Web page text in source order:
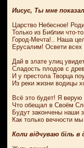
Иисус, Ты мне
Царство Небесное!
Только из Библии что-
Город-Мечта!.. Наша
Ерусалим! Освети всех
Дай в злате улиц
Сладость плодов с
И у престола Творца
Из реки жизни водицы
Всё это будет! Я верую
Что обещал в Своём
Будут закончены наши
Как только вечности
Коли відчуваю біль в